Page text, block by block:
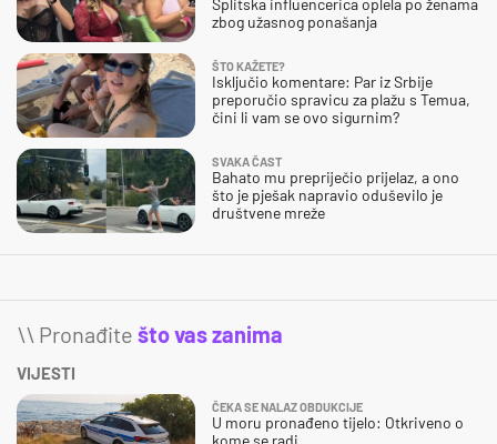
Splitska influencerica oplela po ženama
zbog užasnog ponašanja
ŠTO KAŽETE?
Isključio komentare: Par iz Srbije
preporučio spravicu za plažu s Temua,
čini li vam se ovo sigurnim?
SVAKA ČAST
Bahato mu prepriječio prijelaz, a ono
što je pješak napravio oduševilo je
društvene mreže
\\ Pronađite što vas zanima
VIJESTI
ČEKA SE NALAZ OBDUKCIJE
U moru pronađeno tijelo: Otkriveno o